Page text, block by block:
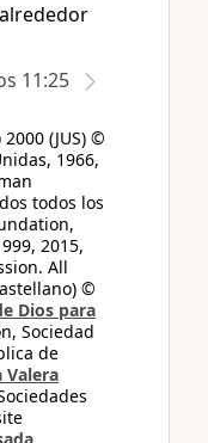
11:25
(JUS) ©
1966,
todos los
2015,
All
©
Dios para
Sociedad
de
Valera